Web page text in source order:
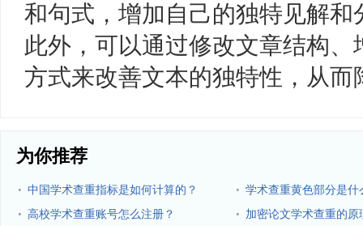
和句式，增加自己的独特见解
此外，可以通过修改文章结构
方式来改善文本的独特性，从而
为你推荐
· 中国学术查重指标是如何计算的？ · 学术查重黄色部分是什
· 高校学术查重账号怎么注册？ · 加密论文学术查重的原